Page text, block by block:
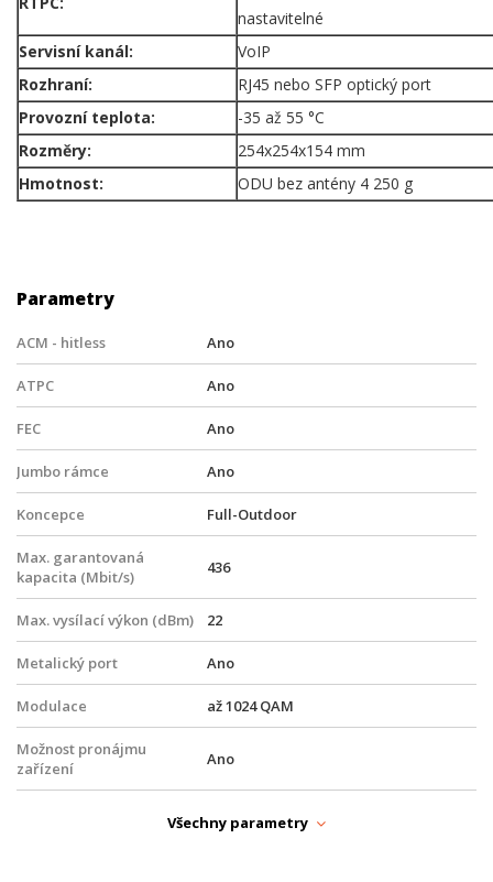
nastavitelné
Servisní kanál:
VoIP
Rozhraní:
RJ45 nebo SFP optický port
Provozní teplota:
-35 až 55 °C
Rozměry:
254x254x154 mm
Hmotnost:
ODU bez antény 4 250 g
Parametry
ACM - hitless Ano
ATPC Ano
FEC Ano
Jumbo rámce Ano
Koncepce Full-Outdoor
Max. garantovaná
kapacita (Mbit/s)
436
Max. vysílací výkon (dBm) 22
Metalický port Ano
Modulace až 1024 QAM
Možnost pronájmu
zařízení
Ano
Všechny parametry